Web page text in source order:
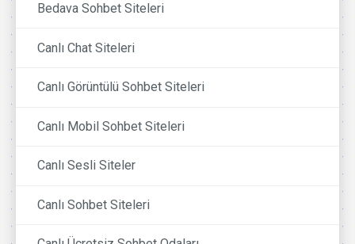
Bedava Sohbet Siteleri
Canlı Chat Siteleri
Canlı Görüntülü Sohbet Siteleri
Canlı Mobil Sohbet Siteleri
Canlı Sesli Siteler
Canlı Sohbet Siteleri